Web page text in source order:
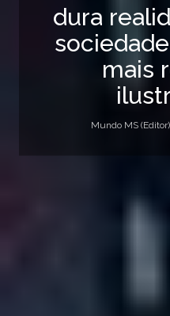
dura
mais
Mundo MS